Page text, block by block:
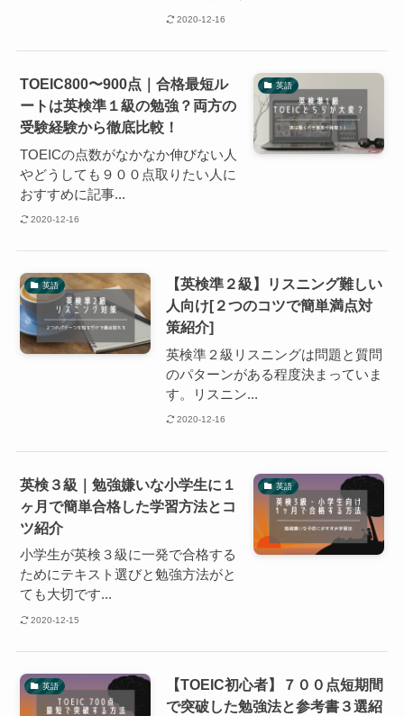
2020-12-16
英語
TOEIC800〜900点｜合格最短ル
ートは英検準１級の勉強？両方の
受験経験から徹底比較！
TOEICの点数がなかなか伸びない人
やどうしても９００点取りたい人に
おすすめに記事...
2020-12-16
英語
【英検準２級】リスニング難しい
人向け[２つのコツで簡単満点対
策紹介]
英検準２級リスニングは問題と質問
のパターンがある程度決まっていま
す。リスニン...
2020-12-16
英語
英検３級｜勉強嫌いな小学生に１
ヶ月で簡単合格した学習方法とコ
ツ紹介
小学生が英検３級に一発で合格する
ためにテキスト選びと勉強方法がと
ても大切です...
2020-12-15
英語
【TOEIC初心者】７００点短期間
で突破した勉強法と参考書３選紹